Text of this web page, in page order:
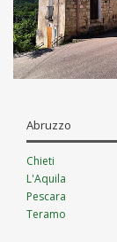
Abruzzo
Chieti
L'Aquila
Pescara
Teramo